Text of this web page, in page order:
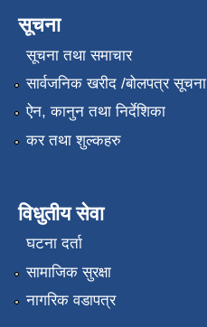
सूचना
सूचना तथा समाचार
सार्वजनिक खरीद /बोलपत्र सूचना
ऐन, कानुन तथा निर्देशिका
कर तथा शुल्कहरु
विधुतीय सेवा
घटना दर्ता
सामाजिक सुरक्षा
नागरिक वडापत्र